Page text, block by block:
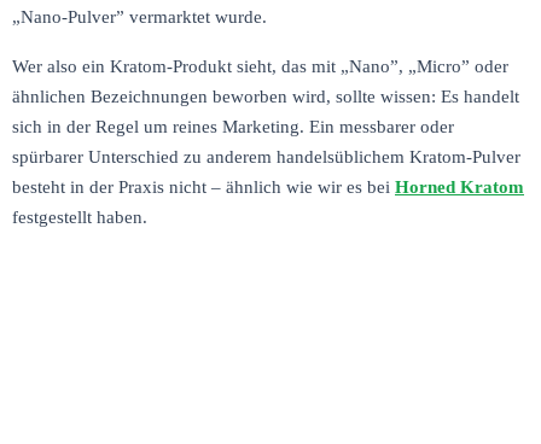
„Nano-Pulver” vermarktet wurde.
Wer also ein Kratom-Produkt sieht, das mit „Nano”, „Micro” oder
ähnlichen Bezeichnungen beworben wird, sollte wissen: Es handelt
sich in der Regel um reines Marketing. Ein messbarer oder
spürbarer Unterschied zu anderem handelsüblichem Kratom-Pulver
besteht in der Praxis nicht – ähnlich wie wir es bei Horned Kratom
festgestellt haben.